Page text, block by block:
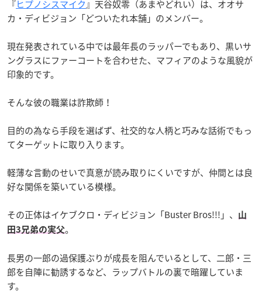
『ヒプノシスマイク』天谷奴零（あまやどれい）は、オオサ
カ・ディビジョン「どついたれ本舗」のメンバー。
現在発表されている中では最年長のラッパーでもあり、黒いサ
ングラスにファーコートを合わせた、マフィアのような風貌が
印象的です。
そんな彼の職業は詐欺師！
目的の為なら手段を選ばず、社交的な人柄と巧みな話術でもっ
てターゲットに取り入ります。
軽薄な言動のせいで真意が読み取りにくいですが、仲間とは良
好な関係を築いている模様。
その正体はイケブクロ・ディビジョン「Buster Bros!!!」、
山
田3兄弟の実父。
長男の一郎の過保護ぶりが成長を阻んでいるとして、二郎・三
郎を自陣に勧誘するなど、ラップバトルの裏で暗躍していま
す。